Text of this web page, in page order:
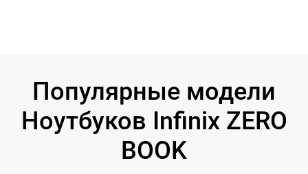
Популярные модели
Ноутбуков Infinix ZERO
BOOK